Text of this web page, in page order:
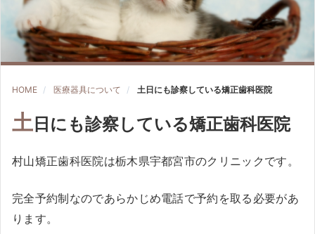
HOME 医療器具について 土日にも診察している矯正歯科医院
土 日にも診察している矯正歯科医院
村山矯正歯科医院は栃木県宇都宮市のクリニックです。
完全予約制なのであらかじめ電話で予約を取る必要があ
ります。